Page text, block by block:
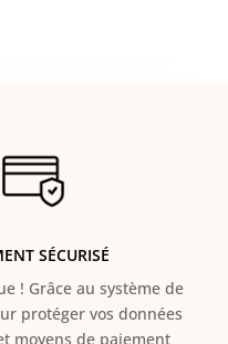
SÉCURISÉ
! Grâce au système de
protéger vos données
moyens de paiement